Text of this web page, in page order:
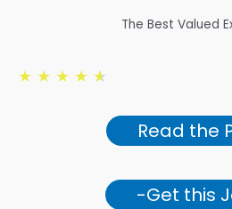
The Best Valued
★ ★ ★ ★ ★
Read the
-Get this